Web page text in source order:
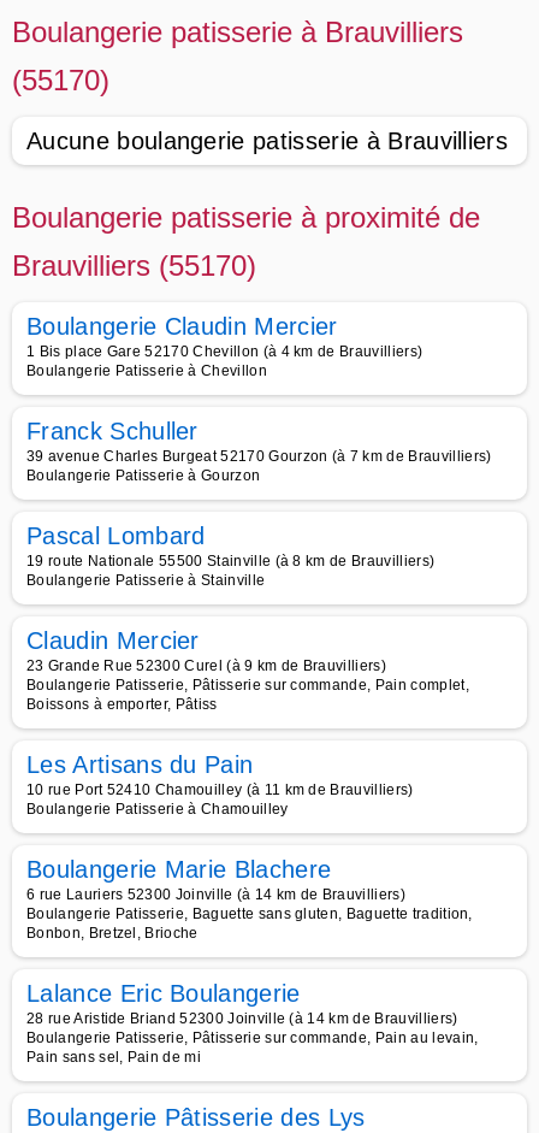
Boulangerie patisserie à Brauvilliers
(55170)
Aucune boulangerie patisserie à Brauvilliers
Boulangerie patisserie à proximité de
Brauvilliers (55170)
Boulangerie Claudin Mercier
1 Bis place Gare 52170 Chevillon (à 4 km de Brauvilliers)
Boulangerie Patisserie à Chevillon
Franck Schuller
39 avenue Charles Burgeat 52170 Gourzon (à 7 km de Brauvilliers)
Boulangerie Patisserie à Gourzon
Pascal Lombard
19 route Nationale 55500 Stainville (à 8 km de Brauvilliers)
Boulangerie Patisserie à Stainville
Claudin Mercier
23 Grande Rue 52300 Curel (à 9 km de Brauvilliers)
Boulangerie Patisserie, Pâtisserie sur commande, Pain complet,
Boissons à emporter, Pâtiss
Les Artisans du Pain
10 rue Port 52410 Chamouilley (à 11 km de Brauvilliers)
Boulangerie Patisserie à Chamouilley
Boulangerie Marie Blachere
6 rue Lauriers 52300 Joinville (à 14 km de Brauvilliers)
Boulangerie Patisserie, Baguette sans gluten, Baguette tradition,
Bonbon, Bretzel, Brioche
Lalance Eric Boulangerie
28 rue Aristide Briand 52300 Joinville (à 14 km de Brauvilliers)
Boulangerie Patisserie, Pâtisserie sur commande, Pain au levain,
Pain sans sel, Pain de mi
Boulangerie Pâtisserie des Lys